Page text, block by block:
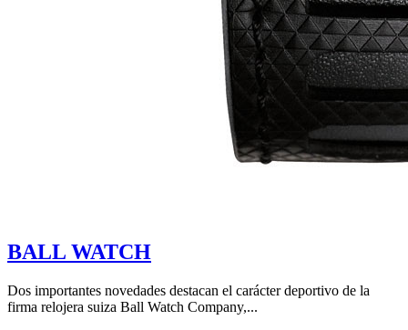
BALL WATCH
Dos importantes novedades destacan el carácter deportivo de la
firma relojera suiza Ball Watch Company,...